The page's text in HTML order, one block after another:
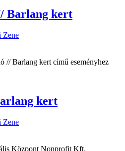
Barlang kert
Zene
kert
Zene
Központ Nonprofit Kft.